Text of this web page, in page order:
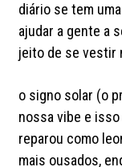
diário se tem
ajudar a gente a
jeito de se vestir
o signo solar (o
nossa vibe e
reparou como
mais ousados,